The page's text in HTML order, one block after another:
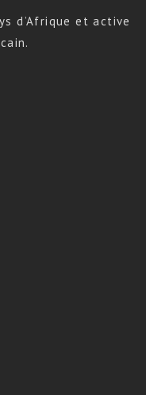
d’Afrique et active